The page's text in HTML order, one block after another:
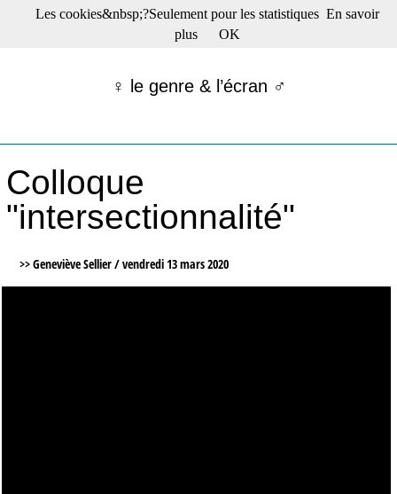
☰ Menu
Films récents
Tribunes
Bloc-notes
Archives
S’abonner à la Lettre !
♀ le genre & l’écran ♂
Colloque
"intersectionnalité"
>> Geneviève Sellier /vendredi 13 mars 2020
Les cookies&nbsp;?Seulement pour les statistiques En savoir
plus
OK